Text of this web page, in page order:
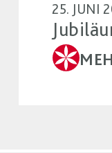
25. JUNI